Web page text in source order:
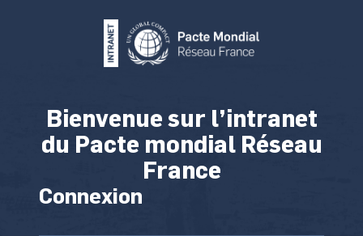
Bienvenue sur l’intranet
du Pacte mondial Réseau
France
Connexion